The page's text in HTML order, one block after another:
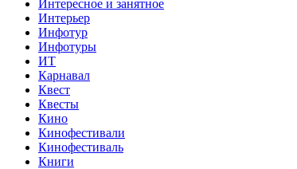
Интересное и занятное
Интерьер
Инфотур
Инфотуры
ИТ
Карнавал
Квест
Квесты
Кино
Кинофестивали
Кинофестиваль
Книги